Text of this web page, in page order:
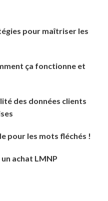
pour maîtriser les
ça fonctionne et
des données clients
pour les mots fléchés !
achat LMNP